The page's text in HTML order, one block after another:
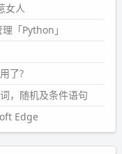
女人
「Python」
了?
，随机及条件语句
Edge